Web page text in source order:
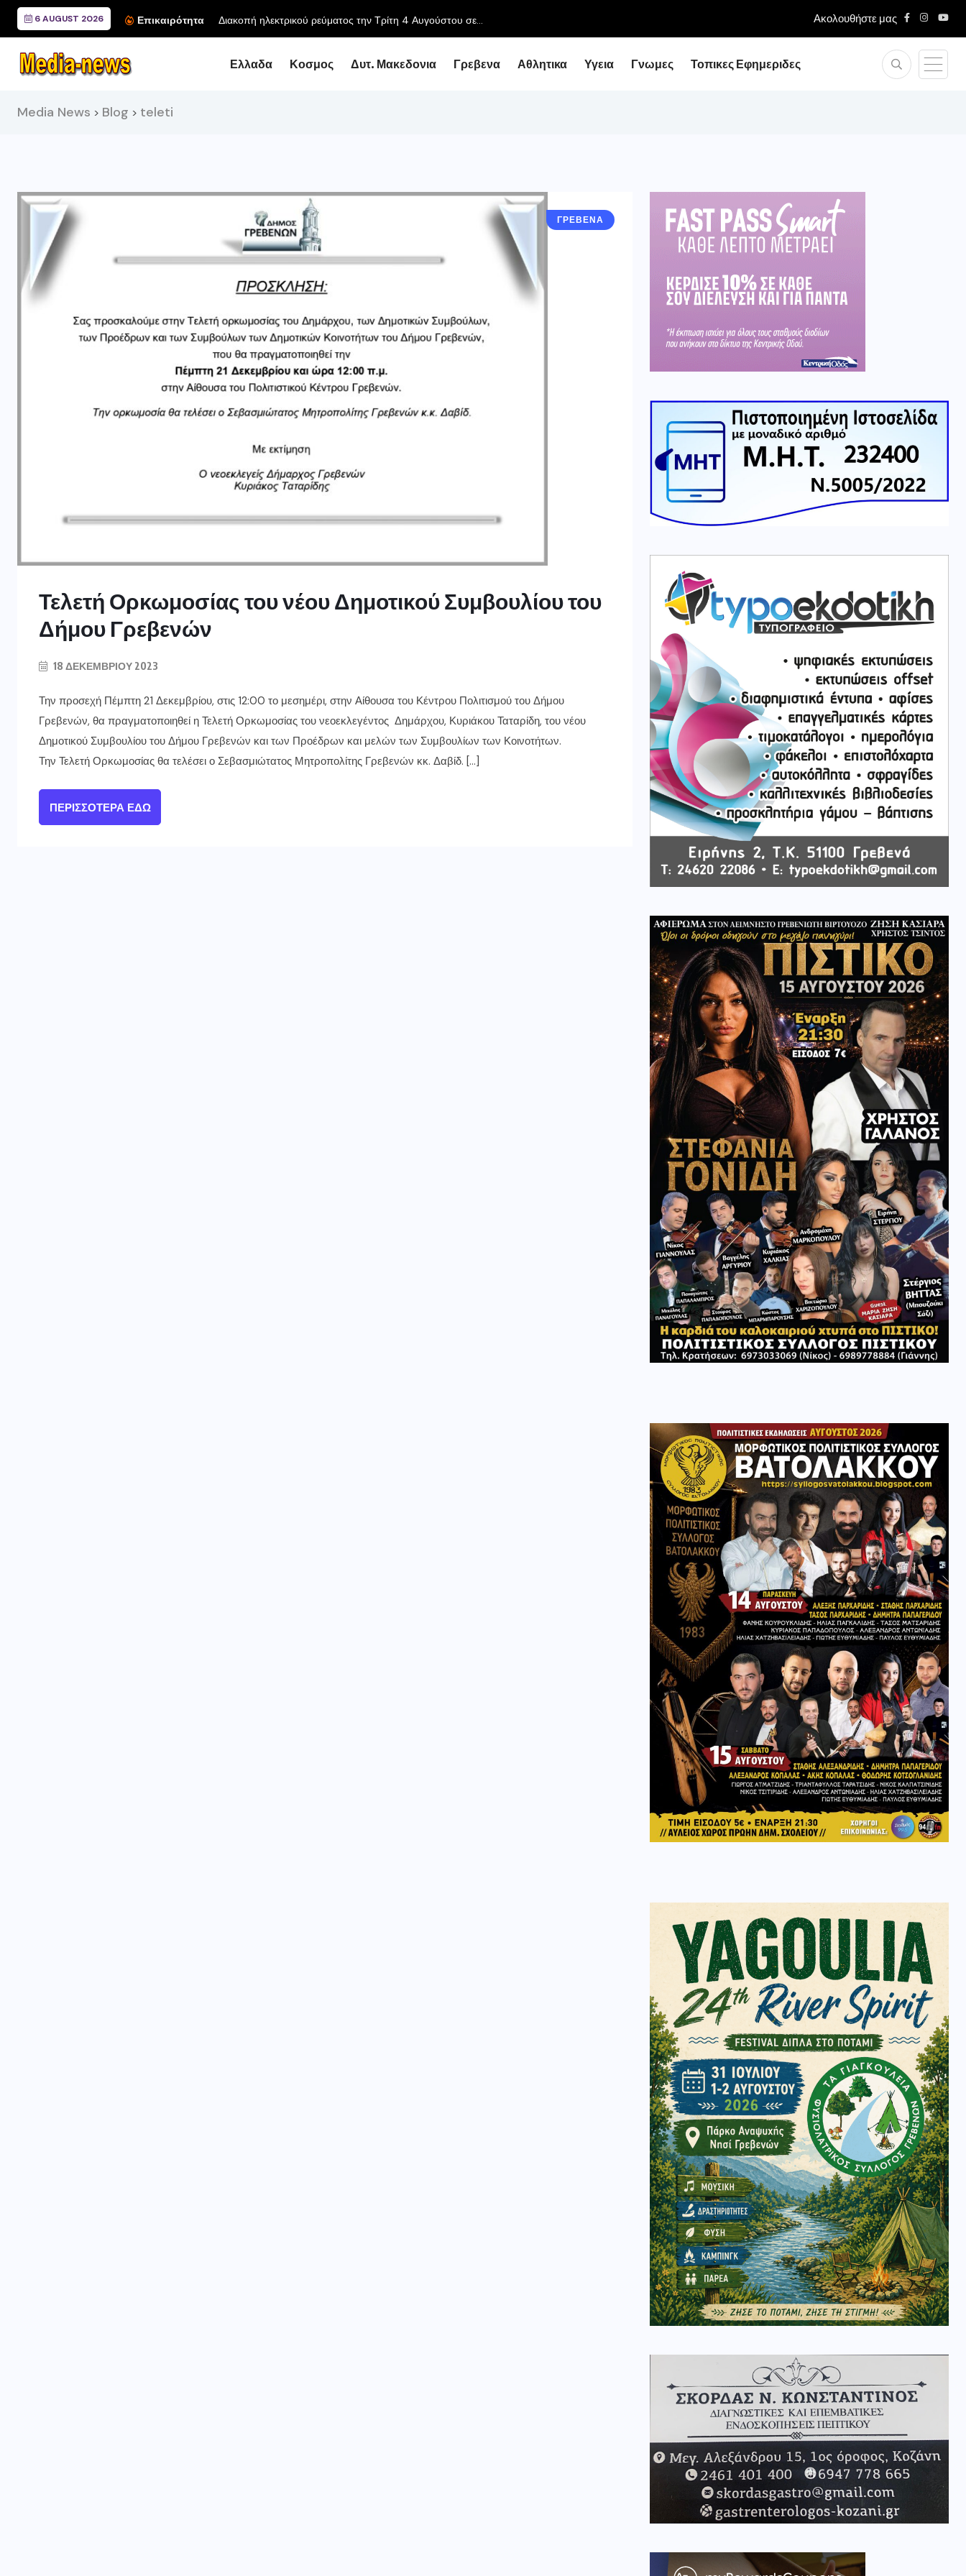
6 AUGUST 2026 Επικαιρότητα
Διακοπή ηλεκτρικού ρεύματος την Τρίτη 4 Αυγούστου σε... Ακολουθήστε μας
Ελλαδα Κοσμος Δυτ. Μακεδονια Γρεβενα Αθλητικα Υγεια Γνωμες Τοπικες Εφημεριδες
Media News > Blog > teleti
ΓΡΕΒΕΝΑ
Τελετή Ορκωμοσίας του νέου Δημοτικού Συμβουλίου του
Δήμου Γρεβενών
18 ΔΕΚΕΜΒΡΊΟΥ 2023
Την προσεχή Πέμπτη 21 Δεκεμβρίου, στις 12:00 το μεσημέρι, στην Αίθουσα του Κέντρου Πολιτισμού του Δήμου
Γρεβενών, θα πραγματοποιηθεί η Τελετή Ορκωμοσίας του νεοεκλεγέντος Δημάρχου, Κυριάκου Ταταρίδη, του νέου
Δημοτικού Συμβουλίου του Δήμου Γρεβενών και των Προέδρων και μελών των Συμβουλίων των Κοινοτήτων.
Την Τελετή Ορκωμοσίας θα τελέσει ο Σεβασμιώτατος Μητροπολίτης Γρεβενών κκ. Δαβίδ. […]
ΠΕΡΙΣΣΌΤΕΡΑ ΕΔΏ